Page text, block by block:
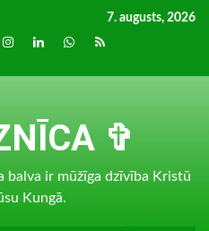
7. augusts, 2026
Instagram
LinkedInwhatsapp
RSS
✞
balva ir mūžīga dzīvība Kristū
Kungā.